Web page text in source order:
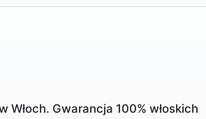
Włoch. Gwarancja 100% włoskich